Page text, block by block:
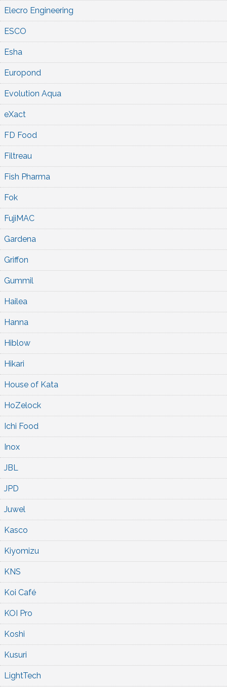
Elecro Engineering
ESCO
Esha
Europond
Evolution Aqua
eXact
FD Food
Filtreau
Fish Pharma
Fok
FujiMAC
Gardena
Griffon
Gummil
Hailea
Hanna
Hiblow
Hikari
House of Kata
HoZelock
Ichi Food
Inox
JBL
JPD
Juwel
Kasco
Kiyomizu
KNS
Koi Café
KOI Pro
Koshi
Kusuri
LightTech